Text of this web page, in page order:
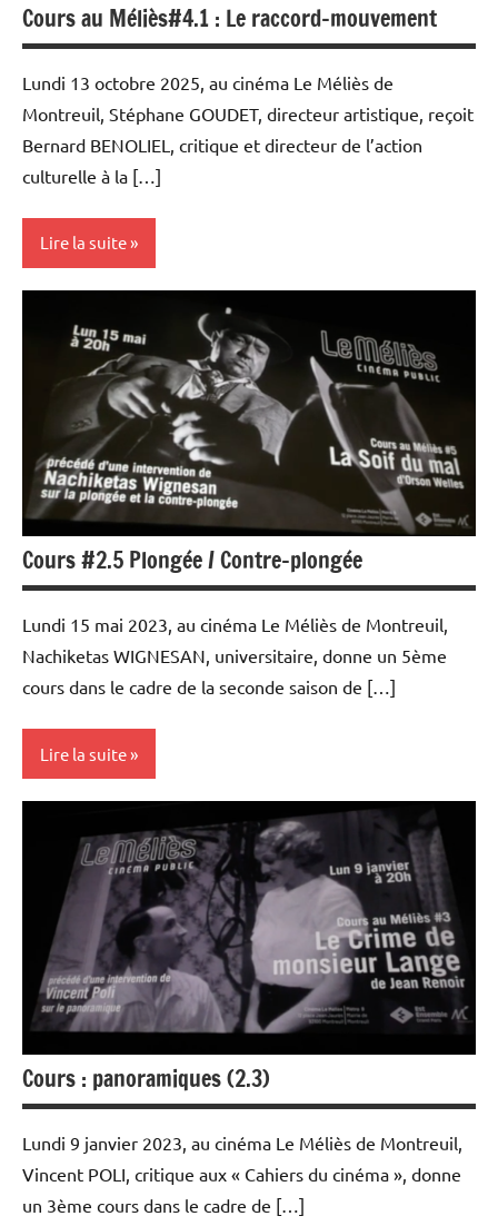
Cours au Méliès#4.1 : Le raccord-mouvement
Lundi 13 octobre 2025, au cinéma Le Méliès de
Montreuil, Stéphane GOUDET, directeur artistique, reçoit
Bernard BENOLIEL, critique et directeur de l’action
culturelle à la […]
Lire la suite
Populaire
et Cours
au Méliès
Cours #2.5 Plongée / Contre-plongée
Lundi 15 mai 2023, au cinéma Le Méliès de Montreuil,
Nachiketas WIGNESAN, universitaire, donne un 5ème
cours dans le cadre de la seconde saison de […]
Lire la suite
filmées
Université
Populaire
et Cours
au Méliès
Cours : panoramiques (2.3)
Lundi 9 janvier 2023, au cinéma Le Méliès de Montreuil,
Vincent POLI, critique aux « Cahiers du cinéma », donne
un 3ème cours dans le cadre de […]